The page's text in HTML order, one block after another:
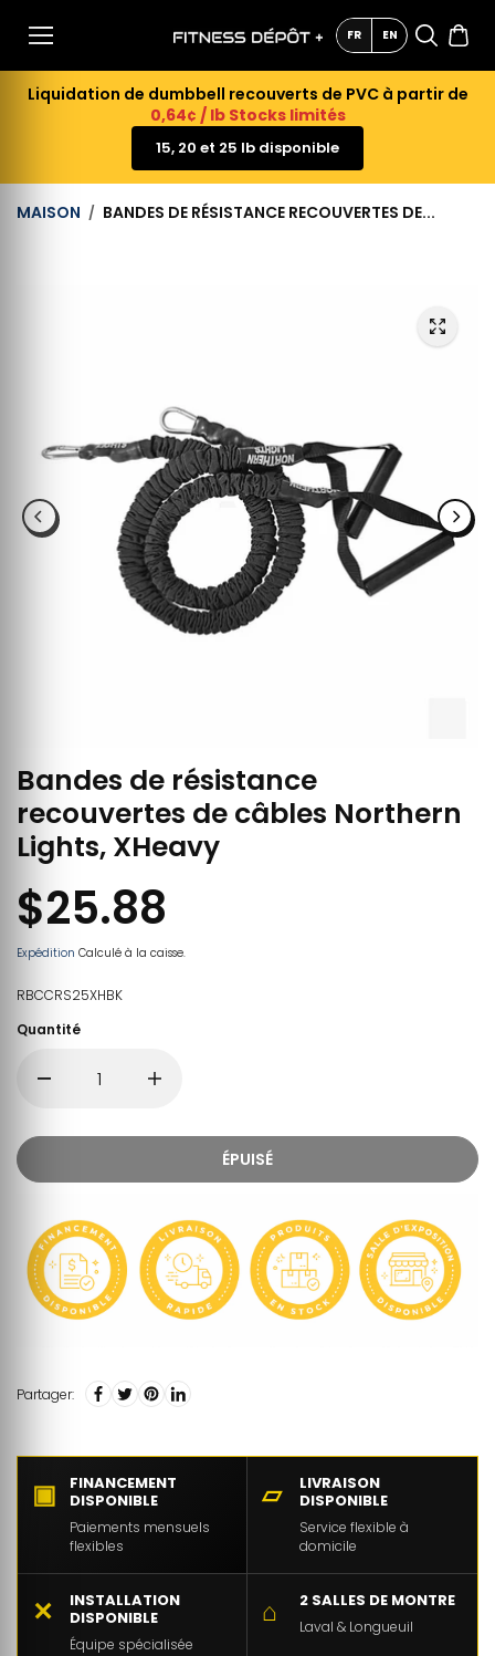
CONTE
NU FR EN
Liquidation de dumbbell recouverts de PVC à partir de
0,64¢ / lb Stocks limités
15, 20 et 25 lb disponible
MAISON BANDES DE RÉSISTANCE RECOUVERTES DE...
Bandes de résistance
recouvertes de câbles Northern
Lights, XHeavy
$25.88
Expédition Calculé à la caisse.
RBCCRS25XHBK
Quantité
ÉPUISÉ
Partager:
▣
FINANCEMENT
DISPONIBLE
Paiements mensuels
flexibles
▱
LIVRAISON
DISPONIBLE
Service flexible à
domicile
✕
INSTALLATION
DISPONIBLE
Équipe spécialisée
⌂ 2 SALLES DE MONTRE
Laval & Longueuil